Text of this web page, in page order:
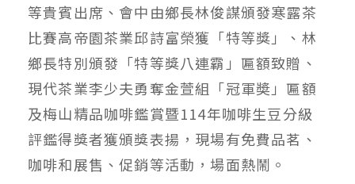
等貴賓出席、會中由鄉長林俊謀頒發寒露茶
比賽高帝園茶業邱詩富榮獲「特等獎」、林
鄉長特別頒發「特等獎八連霸」匾額致贈、
現代茶業李少夫勇奪金萱組「冠軍奬」匾額
及梅山精品咖啡鑑賞暨114年咖啡生豆分級
評鑑得獎者獲頒獎表揚，現場有免費品茗、
咖啡和展售、促銷等活動，場面熱鬧。